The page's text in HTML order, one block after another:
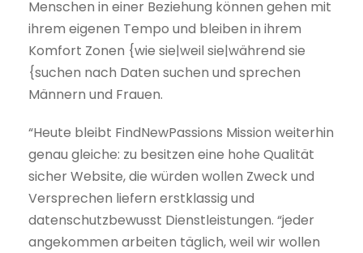
Menschen in einer Beziehung können gehen mit
ihrem eigenen Tempo und bleiben in ihrem
Komfort Zonen {wie sie|weil sie|während sie
{suchen nach Daten suchen und sprechen
Männern und Frauen.
“Heute bleibt FindNewPassions Mission weiterhin
genau gleiche: zu besitzen eine hohe Qualität
sicher Website, die würden wollen Zweck und
Versprechen liefern erstklassig und
datenschutzbewusst Dienstleistungen. “jeder
angekommen arbeiten täglich, weil wir wollen